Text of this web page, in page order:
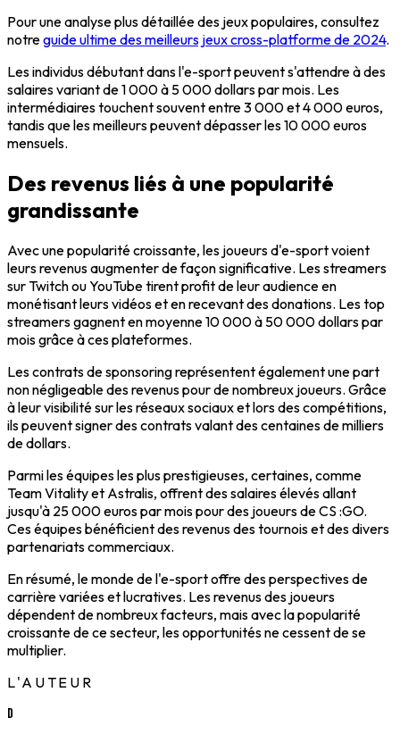
Pour une analyse plus détaillée des jeux populaires, consultez
notreguide ultime des meilleurs jeux cross-platforme de 2024.
Les individus débutant dans l'e-sport peuvent s'attendre à des
salaires variant de 1 000 à 5 000 dollars par mois. Les
intermédiaires touchent souvent entre 3 000 et 4 000 euros,
tandis que les meilleurs peuvent dépasser les 10 000 euros
mensuels.
Des revenus liés à une popularité
grandissante
Avec une popularité croissante, les joueurs d'e-sport voient
leurs revenus augmenter de façon significative. Lesstreamers
surTwitchouYouTubetirent profit de leur audience en
monétisant leurs vidéos et en recevant des donations. Les top
streamers gagnent en moyenne 10 000 à 50 000 dollars par
mois grâce à ces plateformes.
Les contrats desponsoringreprésentent également une part
non négligeable des revenus pour de nombreux joueurs. Grâce
à leur visibilité sur les réseaux sociaux et lors des compétitions,
ils peuvent signer des contrats valant des centaines de milliers
de dollars.
Parmi les équipes les plus prestigieuses, certaines, comme
Team Vitalityet Astralis, offrent des salaires élevés allant
jusqu'à 25 000 euros par mois pour des joueurs deCS :GO.
Ces équipes bénéficient des revenus des tournois et des divers
partenariats commerciaux.
En résumé, le monde de l'e-sport offre des perspectives de
carrière variées et lucratives. Les revenus des joueurs
dépendent de nombreux facteurs, mais avec la popularité
croissante de ce secteur, les opportunités ne cessent de se
multiplier.
L'AUTEUR
D